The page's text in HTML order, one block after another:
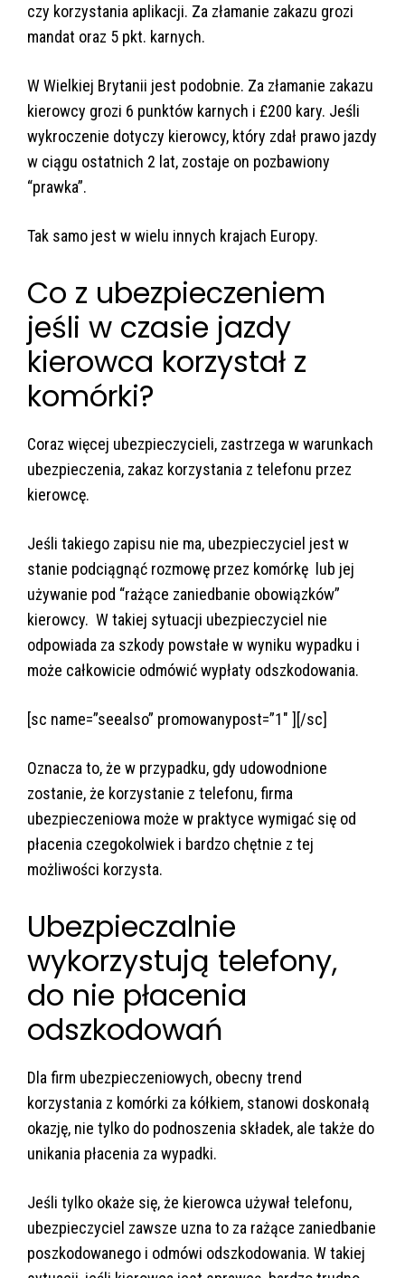
czy korzystania aplikacji. Za złamanie zakazu grozi
mandat oraz 5 pkt. karnych.
W Wielkiej Brytanii jest podobnie. Za złamanie zakazu
kierowcy grozi 6 punktów karnych i £200 kary. Jeśli
wykroczenie dotyczy kierowcy, który zdał prawo jazdy
w ciągu ostatnich 2 lat, zostaje on pozbawiony
“prawka”.
Tak samo jest w wielu innych krajach Europy.
Co z ubezpieczeniem
jeśli w czasie jazdy
kierowca korzystał z
komórki?
Coraz więcej ubezpieczycieli, zastrzega w warunkach
ubezpieczenia, zakaz korzystania z telefonu przez
kierowcę.
Jeśli takiego zapisu nie ma, ubezpieczyciel jest w
stanie podciągnąć rozmowę przez komórkę lub jej
używanie pod “rażące zaniedbanie obowiązków”
kierowcy. W takiej sytuacji ubezpieczyciel nie
odpowiada za szkody powstałe w wyniku wypadku i
może całkowicie odmówić wypłaty odszkodowania.
[sc name=”seealso” promowanypost=”1″ ][/sc]
Oznacza to, że w przypadku, gdy udowodnione
zostanie, że korzystanie z telefonu, firma
ubezpieczeniowa może w praktyce wymigać się od
płacenia czegokolwiek i bardzo chętnie z tej
możliwości korzysta.
Ubezpieczalnie
wykorzystują telefony,
do nie płacenia
odszkodowań
Dla firm ubezpieczeniowych, obecny trend
korzystania z komórki za kółkiem, stanowi doskonałą
okazję, nie tylko do podnoszenia składek, ale także do
unikania płacenia za wypadki.
Jeśli tylko okaże się, że kierowca używał telefonu,
ubezpieczyciel zawsze uzna to za rażące zaniedbanie
poszkodowanego i odmówi odszkodowania. W takiej